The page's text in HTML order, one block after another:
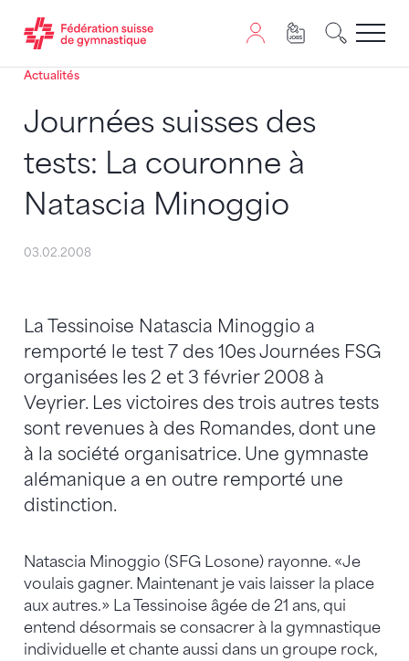
Passer au contenu
Naviguer vers le plan du siten
JavaScript est nécessaire pour naviguer sur ce site.
Actualités
Journées suisses des
tests: La couronne à
Natascia Minoggio
03.02.2008
La Tessinoise Natascia Minoggio a
remporté le test 7 des 10es Journées FSG
organisées les 2 et 3 février 2008 à
Veyrier. Les victoires des trois autres tests
sont revenues à des Romandes, dont une
à la société organisatrice. Une gymnaste
alémanique a en outre remporté une
distinction.
Natascia Minoggio (SFG Losone) rayonne. «Je
voulais gagner. Maintenant je vais laisser la place
aux autres.» La Tessinoise âgée de 21 ans, qui
entend désormais se consacrer à la gymnastique
individuelle et chante aussi dans un groupe rock,